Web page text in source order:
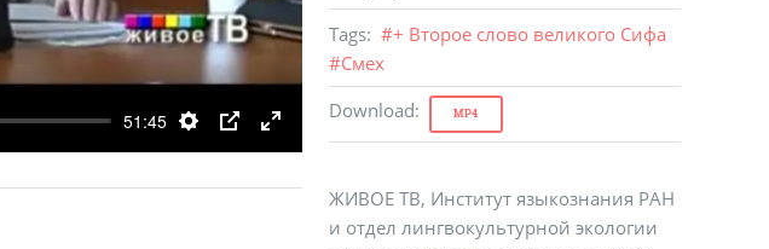
51:45
ENTER FULLSCREEN
Tags:#+ Второе слово великого Сифа
#Смех
Download: MP4
ЖИВОЕ ТВ, Институт языкознания РАН
и отдел лингвокультурной экологии